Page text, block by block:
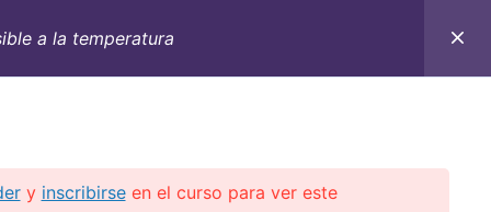
CONTACTO
a la temperatura
y inscribirseen el curso para ver este